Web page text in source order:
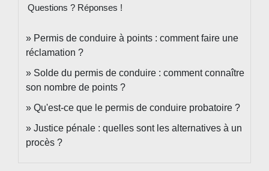
Questions ? Réponses !
Permis de conduire à points : comment faire une
réclamation ?
Solde du permis de conduire : comment connaître
son nombre de points ?
Qu'est-ce que le permis de conduire probatoire ?
Justice pénale : quelles sont les alternatives à un
procès ?